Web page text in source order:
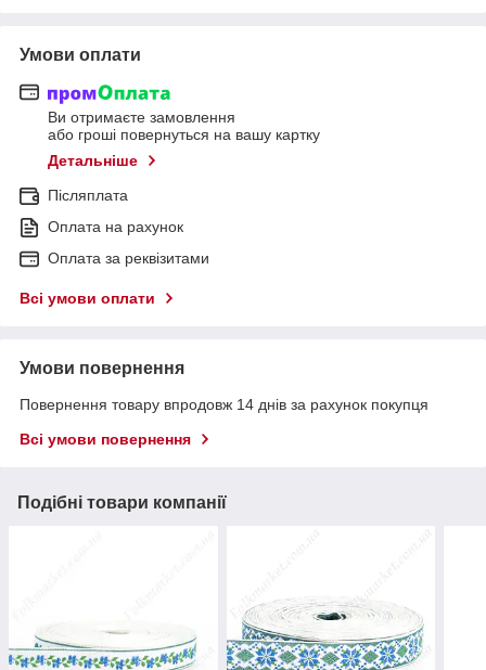
Умови оплати
Ви отримаєте замовлення
або гроші повернуться на вашу картку
Детальніше
Післяплата
Оплата на рахунок
Оплата за реквізитами
Всі умови оплати
Умови повернення
Повернення товару впродовж 14 днів за рахунок покупця
Всі умови повернення
Подібні товари компанії